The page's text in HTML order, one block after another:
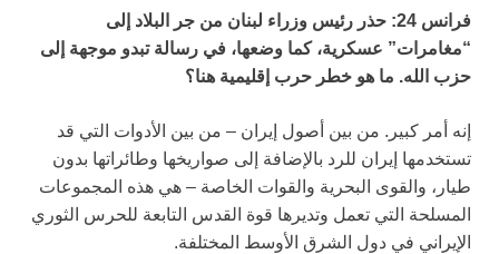
فرانس 24: حذر رئيس وزراء لبنان من جر البلاد إلى
“مغامرات” عسكرية، كما وضعها، في رسالة تبدو موجهة إلى
حزب الله. ما هو خطر حرب إقليمية هنا؟
إنه أمر كبير. من بين أصول إيران – من بين الأدوات التي قد
تستخدمها إيران للرد بالإضافة إلى صواريخها وطائراتها بدون
طيار، والقوى البحرية والقوات الخاصة – هي هذه المجموعات
المسلحة التي تعمل وتديرها قوة القدس التابعة للحرس الثوري
الإيراني في دول الشرق الأوسط المختلفة.